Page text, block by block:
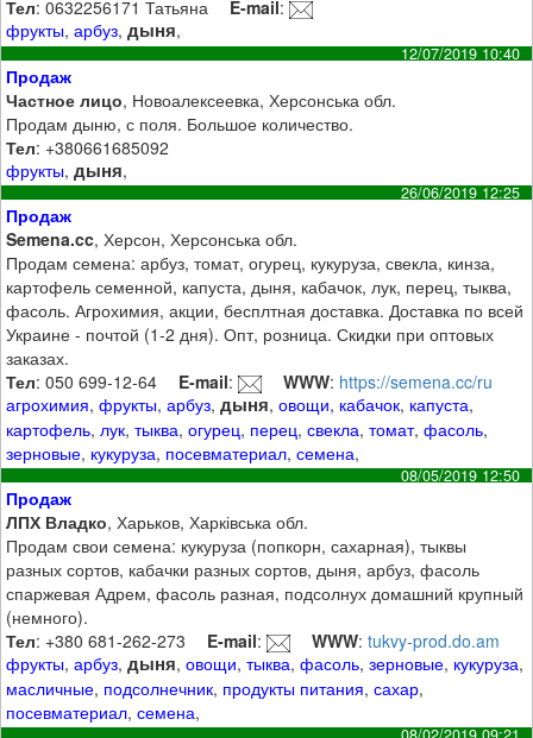
Тел: 0632256171 Татьяна E-mail:
фрукты,арбуз,дыня,
12/07/2019 10:40
Продаж
Частное лицо, Новоалексеевка, Херсонська обл.
Продам дыню, с поля. Большое количество.
Тел: +380661685092
фрукты,дыня,
26/06/2019 12:25
Продаж
Semena.cc, Херсон, Херсонська обл.
Продам семена: арбуз, томат, огурец, кукуруза, свекла, кинза,
картофель семенной, капуста, дыня, кабачок, лук, перец, тыква,
фасоль. Агрохимия, акции, бесплтная доставка. Доставка по всей
Украине - почтой (1-2 дня). Опт, розница. Скидки при оптовых
заказах.
Тел: 050 699-12-64 E-mail: WWW: https://semena.cc/ru
агрохимия,фрукты,арбуз,дыня,овощи, кабачок, капуста,
картофель,лук,тыква,огурец, перец,свекла,томат,фасоль,
зерновые, кукуруза, посевматериал,семена,
08/05/2019 12:50
Продаж
ЛПХ Владко, Харьков, Харківська обл.
Продам свои семена: кукуруза (попкорн, сахарная), тыквы
разных сортов, кабачки разных сортов, дыня, арбуз, фасоль
спаржевая Адрем, фасоль разная, подсолнух домашний крупный
(немного).
Тел: +380 681-262-273 E-mail: WWW:tukvy-prod.do.am
фрукты,арбуз,дыня,овощи,тыква,фасоль,зерновые, кукуруза,
масличные, подсолнечник, продукты питания,сахар,
посевматериал,семена,